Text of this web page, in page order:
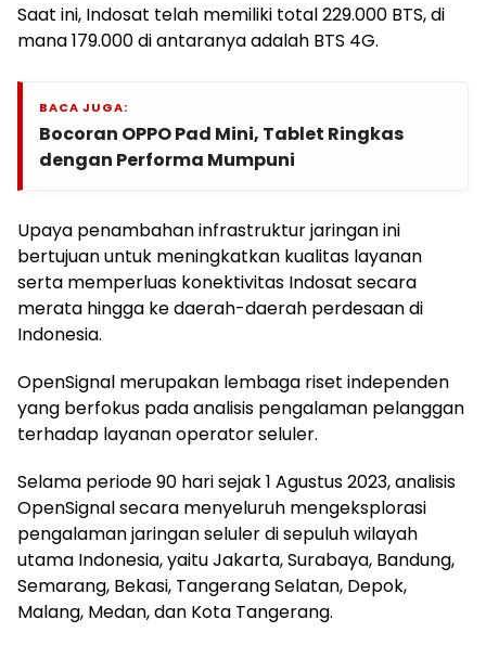
Saat ini, Indosat telah memiliki total 229.000 BTS, di
mana 179.000 di antaranya adalah BTS 4G.
BACA JUGA:
Bocoran OPPO Pad Mini, Tablet Ringkas
dengan Performa Mumpuni
Upaya penambahan infrastruktur jaringan ini
bertujuan untuk meningkatkan kualitas layanan
serta memperluas konektivitas Indosat secara
merata hingga ke daerah-daerah perdesaan di
Indonesia.
OpenSignal merupakan lembaga riset independen
yang berfokus pada analisis pengalaman pelanggan
terhadap layanan operator seluler.
Selama periode 90 hari sejak 1 Agustus 2023, analisis
OpenSignal secara menyeluruh mengeksplorasi
pengalaman jaringan seluler di sepuluh wilayah
utama Indonesia, yaitu Jakarta, Surabaya, Bandung,
Semarang, Bekasi, Tangerang Selatan, Depok,
Malang, Medan, dan Kota Tangerang.